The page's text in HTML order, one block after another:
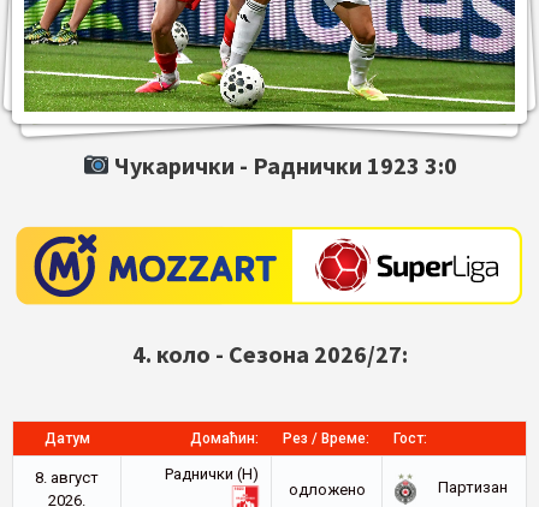
Чукарички - Раднички 1923 3:0
4. коло - Сезона 2026/27:
Датум Домаћин: Рез / Време: Гост:
8. август
2026.
Раднички (Н)
oдложено
Партизан